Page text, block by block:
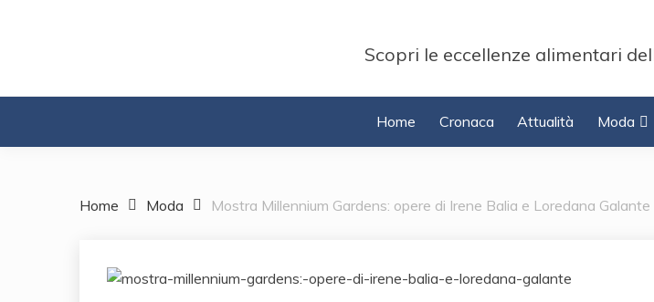
Scopri le eccellenze alimentari
Home Cronaca Attualità Moda
Home Moda Mostra Millennium Gardens: opere di Irene Balia e Loredana Galante